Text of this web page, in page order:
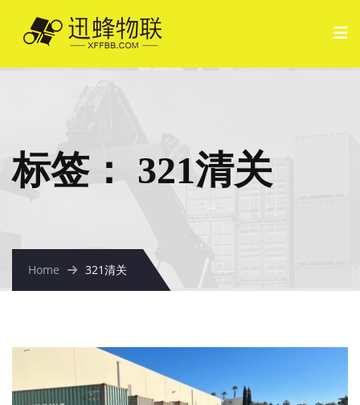
标签： 321清关
Home 321清关